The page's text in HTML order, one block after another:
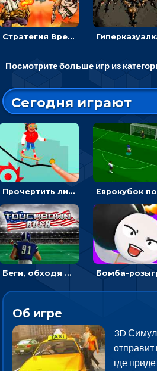
Стратегия Время Хаоса: расставлять воинов или защищать королевство
Посмотрите больше игр из
Сегодня играют
Прочертить линию, чтобы проехать на скейте, через преграды к финишу - для мальчиков
Беги, обходя соперников и собирай бонусы - американский футбол
Об игре
3D
отправит
где